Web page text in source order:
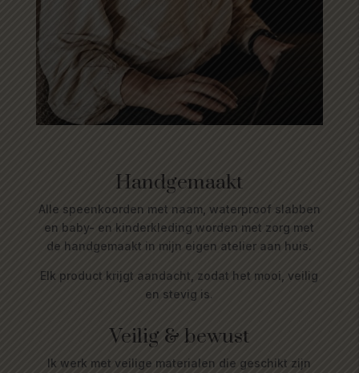
Handgemaakt
Alle speenkoorden met naam, waterproof slabben
en baby- en kinderkleding worden met zorg met
de handgemaakt in mijn eigen atelier aan huis.
Elk product krijgt aandacht, zodat het mooi, veilig
en stevig is.
Veilig & bewust
Ik werk met veilige materialen die geschikt zijn